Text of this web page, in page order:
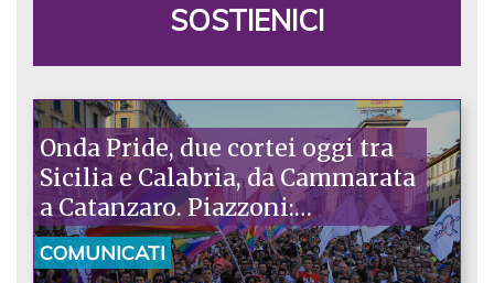
SOSTIENICI
Onda Pride, due cortei oggi tra
Sicilia e Calabria, da Cammarata
a Catanzaro. Piazzoni:
«Raccontano la nostra
ostinazione»
COMUNICATI